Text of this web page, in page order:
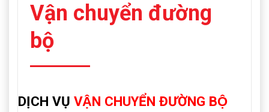
Vận chuyển đường
bộ
DỊCH VỤ VẬN CHUYỂN ĐƯỜNG BỘ